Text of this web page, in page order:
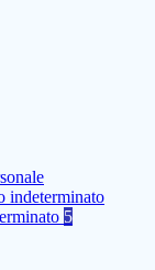
indeterminato
5